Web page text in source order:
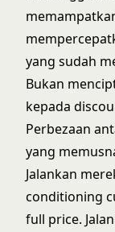
yang sudah
Bukan
kepada
Perbezaan
yang
Jalankan
conditioning
full price.